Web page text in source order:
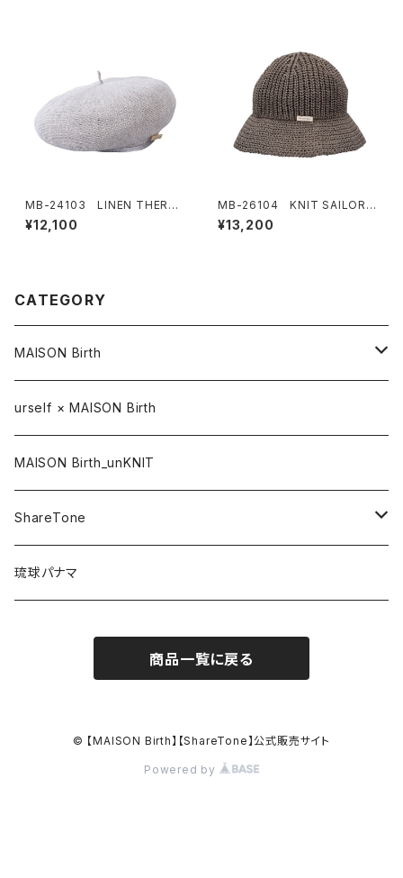
MB-24103 LINEN THERM
O BERET
¥12,100
MB-26104 KNIT SAILOR
HAT
¥13,200
CATEGORY
MAISON Birth
CAP / キャップ
HAT / ハット
KNIT / ニット
CASQUETTE / キャスケット
HUNTING / ハンチング
OTHER / その他
urself × MAISON Birth
MAISON Birth_unKNIT
ShareTone
CAP / キャップ
OUTLET / アウトレット
琉球パナマ
商品一覧に戻る
© 【MAISON Birth】【ShareTone】公式販売サイト
Powered by